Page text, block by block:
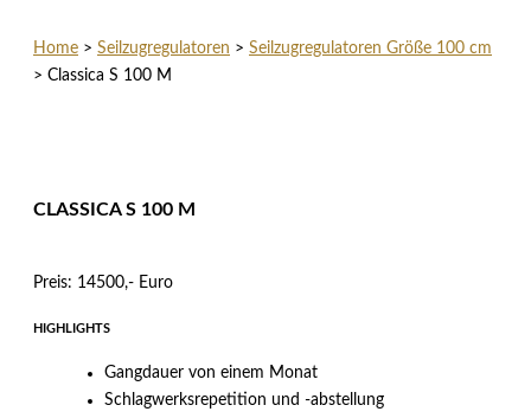
Home > Seilzugregulatoren > Seilzugregulatoren Größe 100 cm
> Classica S 100 M
CLASSICA S 100 M
Preis: 14500,- Euro
HIGHLIGHTS
Gangdauer von einem Monat
Schlagwerksrepetition und -abstellung